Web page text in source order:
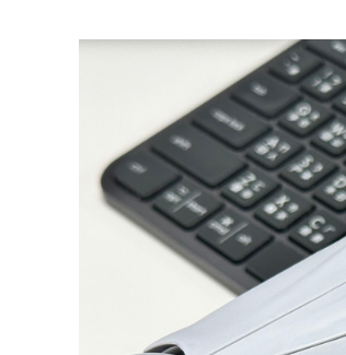
│
智
財
權
顧
問
│
專
利
佈
局
│
美
國